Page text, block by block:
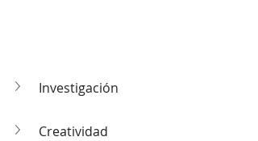
Investigación
Creatividad